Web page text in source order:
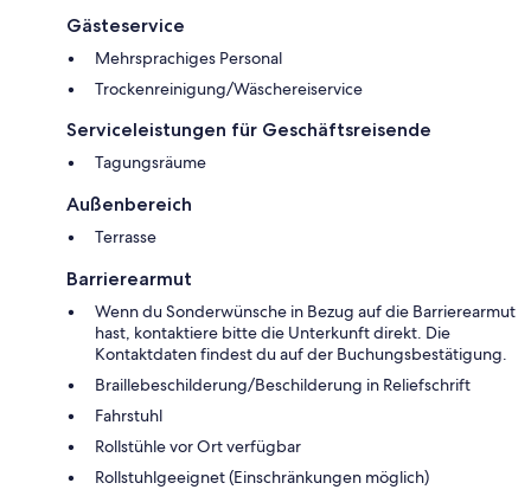
Gästeservice
Mehrsprachiges Personal
Trockenreinigung/Wäschereiservice
Serviceleistungen für Geschäftsreisende
Tagungsräume
Außenbereich
Terrasse
Barrierearmut
Wenn du Sonderwünsche in Bezug auf die Barrierearmut
hast, kontaktiere bitte die Unterkunft direkt. Die
Kontaktdaten findest du auf der Buchungsbestätigung.
Braillebeschilderung/Beschilderung in Reliefschrift
Fahrstuhl
Rollstühle vor Ort verfügbar
Rollstuhlgeeignet (Einschränkungen möglich)